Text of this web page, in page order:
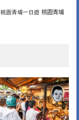
桃園青埔一日遊 桃園青埔